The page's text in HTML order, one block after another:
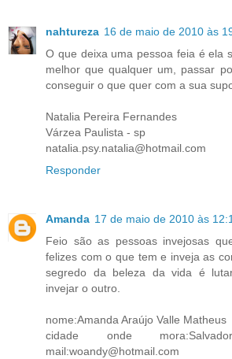
nahtureza 16 de maio de 2010 às
O que deixa uma pessoa feia é ela
melhor que qualquer um, passar
conseguir o que quer com a sua
Natalia Pereira Fernandes
Várzea Paulista - sp
natalia.psy.natalia@hotmail.com
Responder
Amanda 17 de maio de 2010 às
Feio são as pessoas invejosas
felizes com o que tem e inveja as
segredo da beleza da vida é
invejar o outro.
nome:Amanda Araújo Valle Matheus
cidade onde
mail:woandy@hotmail.com